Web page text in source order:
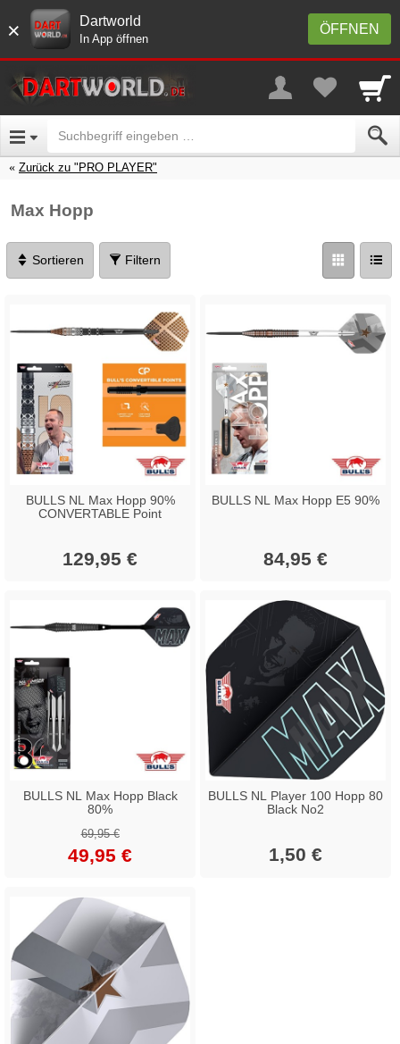
× ÖFFNEN
Dartworld
In App öffnen
Zurück zu "PRO PLAYER"
Max Hopp
Sortieren Filtern
BULLS NL Max Hopp 90%
CONVERTABLE Point
129,95 €
BULLS NL Max Hopp E5 90%
84,95 €
BULLS NL Max Hopp Black
80%
69,95 €
49,95 €
BULLS NL Player 100 Hopp 80
Black No2
1,50 €